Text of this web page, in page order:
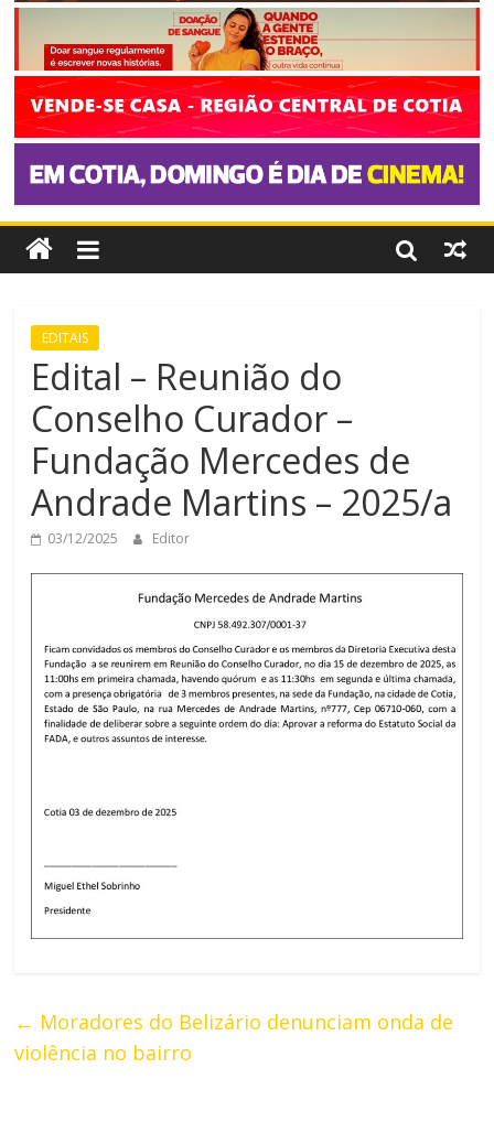
EDITAIS
Edital – Reunião do
Conselho Curador –
Fundação Mercedes de
Andrade Martins – 2025/a
03/12/2025 Editor
← Moradores do Belizário denunciam onda de
violência no bairro